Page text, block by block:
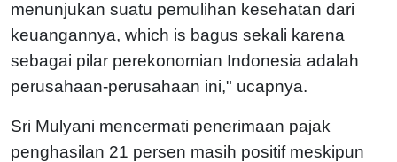
menunjukan suatu pemulihan kesehatan dari
keuangannya, which is bagus sekali karena
sebagai pilar perekonomian Indonesia adalah
perusahaan-perusahaan ini," ucapnya.
Sri Mulyani mencermati penerimaan pajak
penghasilan 21 persen masih positif meskipun